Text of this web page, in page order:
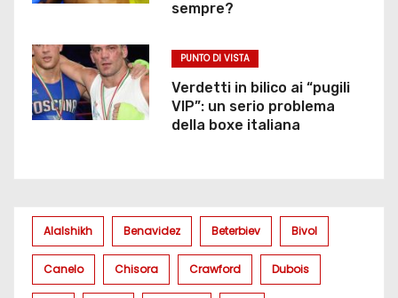
sempre?
PUNTO DI VISTA
Verdetti in bilico ai “pugili
VIP”: un serio problema
della boxe italiana
Alalshikh Benavidez Beterbiev Bivol
Canelo Chisora Crawford Dubois